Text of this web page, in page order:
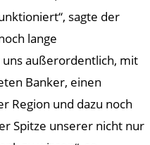
sagte der
lange
außerordentlich, mit
Banker, einen
Region und dazu noch
Spitze unserer nicht nur